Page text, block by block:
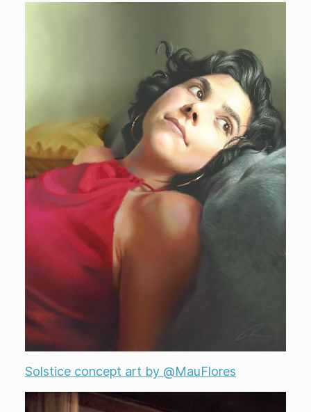
Solstice concept art by @MauFlores